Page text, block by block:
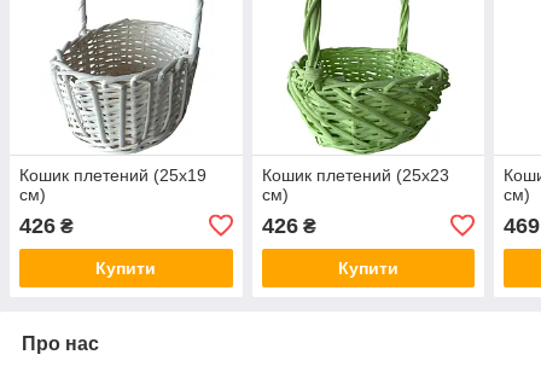
Кошик плетений (25х19
см)
426 ₴
Купити
Кошик плетений (25х23
см)
426₴
Купити
см)
469
Про нас